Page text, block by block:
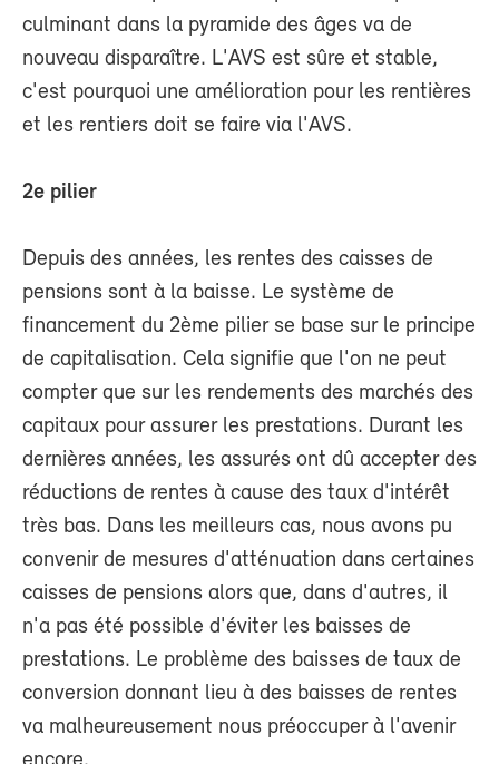
culminant dans la pyramide des âges va de
nouveau disparaître. L'AVS est sûre et stable,
c'est pourquoi une amélioration pour les rentières
et les rentiers doit se faire via l'AVS.
2e pilier
Depuis des années, les rentes des caisses de
pensions sont à la baisse. Le système de
financement du 2ème pilier se base sur le principe
de capitalisation. Cela signifie que l'on ne peut
compter que sur les rendements des marchés des
capitaux pour assurer les prestations. Durant les
dernières années, les assurés ont dû accepter des
réductions de rentes à cause des taux d'intérêt
très bas. Dans les meilleurs cas, nous avons pu
convenir de mesures d'atténuation dans certaines
caisses de pensions alors que, dans d'autres, il
n'a pas été possible d'éviter les baisses de
prestations. Le problème des baisses de taux de
conversion donnant lieu à des baisses de rentes
va malheureusement nous préoccuper à l'avenir